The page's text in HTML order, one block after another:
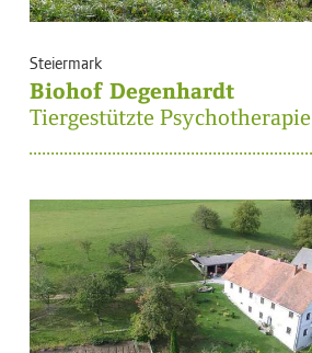
Steiermark
Biohof Degenhardt
Tiergestützte Psychotherapie